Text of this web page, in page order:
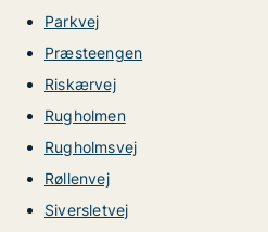
Parkvej
Præsteengen
Riskærvej
Rugholmen
Rugholmsvej
Røllenvej
Siversletvej